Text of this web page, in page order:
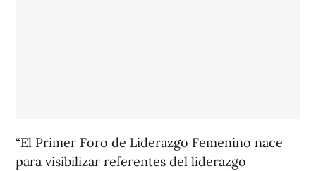
“El Primer Foro de Liderazgo Femenino nace
para visibilizar referentes del liderazgo